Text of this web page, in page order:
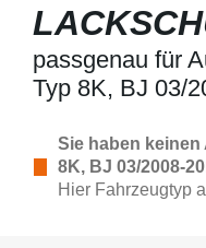
passgenau für
Typ 8K, BJ 03/
Sie haben keinen
8K, BJ 03/2008-
Hier Fahrzeugtyp